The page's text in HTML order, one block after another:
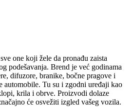
one koji žele da pronađu zaista
podešavanja. Brend je već godinama
difuzore, branike, bočne pragove i
automobile. Tu su i zgodni uređaji kao
krila i obrve. Proizvodi dolaze
će osvežiti izgled vašeg vozila.